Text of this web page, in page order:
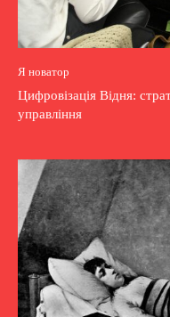
Я новатор
Цифровізація Відня:
управління